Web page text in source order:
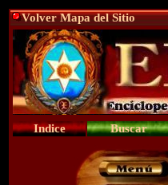
Volver Mapa del Sitio
Indice Buscar